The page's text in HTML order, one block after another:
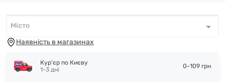
Місто*
Місто
Наявність в магазинах
Кур'єр по Києву
1-3 дні
0-109 грн